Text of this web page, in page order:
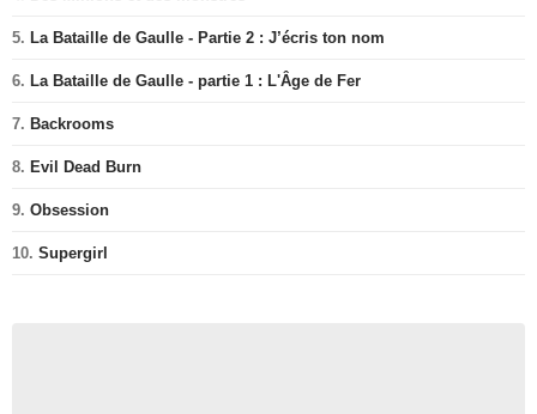
5. La Bataille de Gaulle - Partie 2 : J’écris ton nom
6. La Bataille de Gaulle - partie 1 : L'Âge de Fer
7. Backrooms
8. Evil Dead Burn
9. Obsession
10. Supergirl